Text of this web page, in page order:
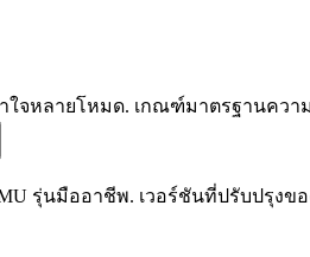
ใจหลายโหมด. เกณฑ์มาตรฐานควา
รุ่นมืออาชีพ. เวอร์ชันที่ปรับปรุงข